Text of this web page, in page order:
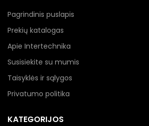
Pagrindinis puslapis
Prekių katalogas
Apie Intertechnika
Susisiekite su mumis
Taisyklės ir sąlygos
Privatumo politika
KATEGORIJOS